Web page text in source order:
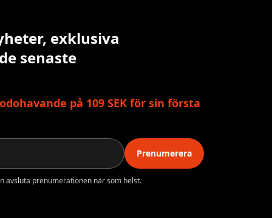
exklusiva
senaste
på 109 SEK för sin första
Prenumerera
avsluta prenumerationen när som helst.